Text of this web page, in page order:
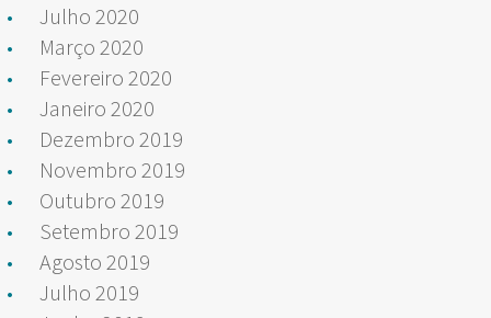
Julho 2020
Março 2020
Fevereiro 2020
Janeiro 2020
Dezembro 2019
Novembro 2019
Outubro 2019
Setembro 2019
Agosto 2019
Julho 2019